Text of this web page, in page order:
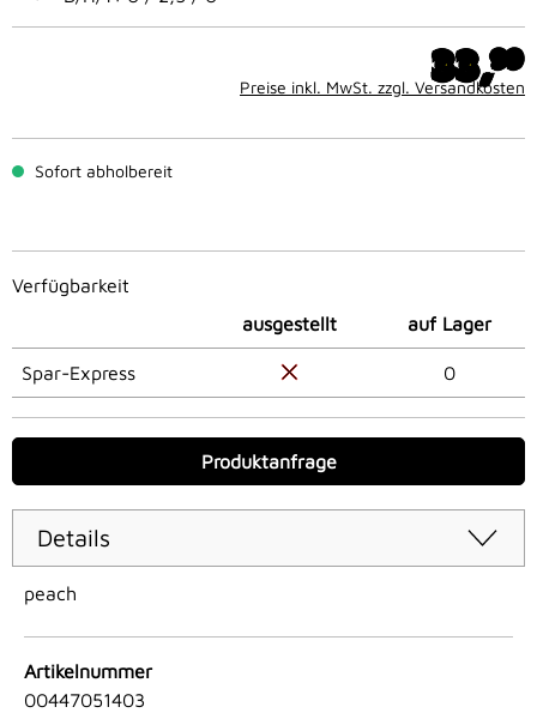
33,99
Preise inkl. MwSt. zzgl. Versandkosten
Sofort abholbereit
Verfügbarkeit
ausgestellt
auf Lager
Spar-Express 0
Produktanfrage
Details
peach
Artikelnummer
00447051403